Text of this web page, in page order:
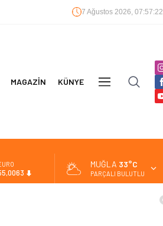
7 Ağustos 2026, 07:57:22
MAGAZİN KÜNYE DİĞER
MUĞLA 33°C
PARÇALI BULUTLU